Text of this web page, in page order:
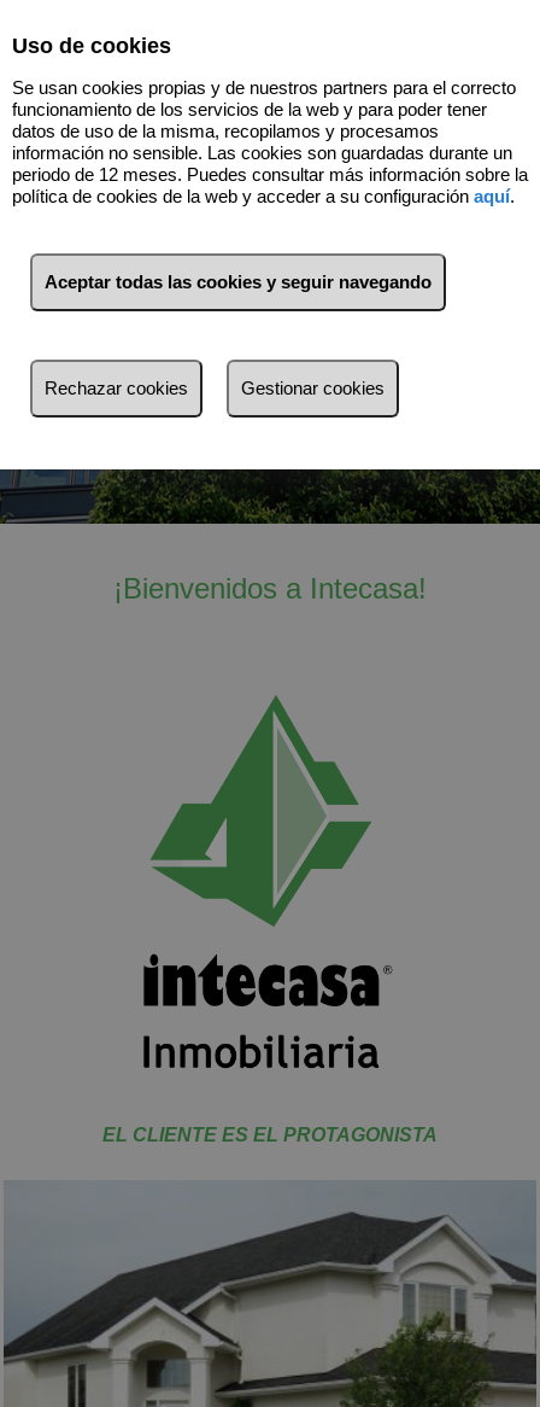
¡Bienvenidos a Intecasa!
EL CLIENTE ES EL PROTAGONISTA
Uso de cookies
Se usan cookies propias y de nuestros partners para el correcto
funcionamiento de los servicios de la web y para poder tener
datos de uso de la misma, recopilamos y procesamos
información no sensible. Las cookies son guardadas durante un
periodo de 12 meses. Puedes consultar más información sobre la
política de cookies de la web y acceder a su configuración aquí.
Aceptar todas las cookies y seguir navegando
Rechazar cookies Gestionar cookies